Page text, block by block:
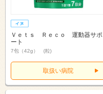
Ｖｅｔｓ Ｒｅｃｏ 運動器サポ
ート
7包（42g） (粒)
取扱い病院